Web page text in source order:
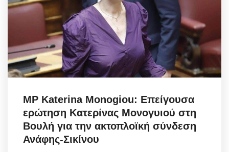
MP Katerina Monogiou: Επείγουσα
ερώτηση Κατερίνας Μονογυιού στη
Βουλή για την ακτοπλοϊκή σύνδεση
Ανάφης-Σικίνου